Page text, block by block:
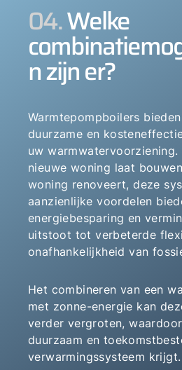
04.Welke
n zijn er?
Warmtepompboilers
duurzame en
uw warmwatervoorziening.
nieuwe woning laat
woning renoveert, deze
aanzienlijke voordelen
energiebesparing en
uitstoot tot verbeterde
onafhankelijkheid van
Het combineren van een
met zonne-energie kan
verder vergroten,
duurzaam en
verwarmingssysteem krijgt.